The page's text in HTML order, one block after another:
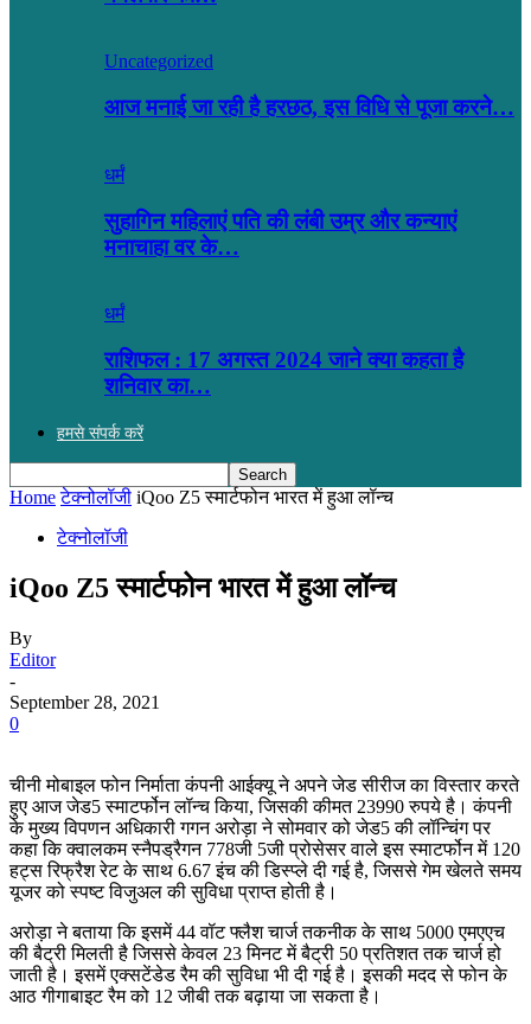
Uncategorized
आज मनाई जा रही है हरछठ, इस विधि से पूजा करने…
धर्मं
सुहागिन महिलाएं पति की लंबी उम्र और कन्याएं
मनाचाहा वर के…
धर्मं
राशिफल : 17 अगस्त 2024 जाने क्या कहता है
शनिवार का…
हमसे संपर्क करें
Home टेक्नोलॉजी iQoo Z5 स्मार्टफोन भारत में हुआ लॉन्च
टेक्नोलॉजी
iQoo Z5 स्मार्टफोन भारत में हुआ लॉन्च
By
Editor
-
September 28, 2021
0
चीनी मोबाइल फोन निर्माता कंपनी आईक्यू ने अपने जेड सीरीज का विस्तार करते
हुए आज जेड5 स्माटर्फोन लॉन्च किया, जिसकी कीमत 23990 रुपये है। कंपनी
के मुख्य विपणन अधिकारी गगन अरोड़ा ने सोमवार को जेड5 की लॉन्चिंग पर
कहा कि क्वालकम स्नैपड्रैगन 778जी 5जी प्रोसेसर वाले इस स्माटर्फोन में 120
हट्स रिफ्रैश रेट के साथ 6.67 इंच की डिस्प्ले दी गई है, जिससे गेम खेलते समय
यूजर को स्पष्ट विजुअल की सुविधा प्राप्त होती है।
अरोड़ा ने बताया कि इसमें 44 वॉट फ्लैश चार्ज तकनीक के साथ 5000 एमएएच
की बैट्री मिलती है जिससे केवल 23 मिनट में बैट्री 50 प्रतिशत तक चार्ज हो
जाती है। इसमें एक्सटेंडेड रैम की सुविधा भी दी गई है। इसकी मदद से फोन के
आठ गीगाबाइट रैम को 12 जीबी तक बढ़ाया जा सकता है।